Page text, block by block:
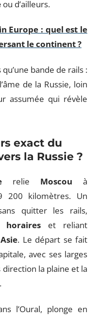
ou d’ailleurs.
Europe : quel est le
le continent ?
bande de rails :
de la Russie, loin
assumée qui révèle
exact du
la Russie ?
relie Moscou à
200 kilomètres. Un
quitter les rails,
horaires et reliant
Asie. Le départ se fait
avec ses larges
la plaine et la
l’Oural, plonge en